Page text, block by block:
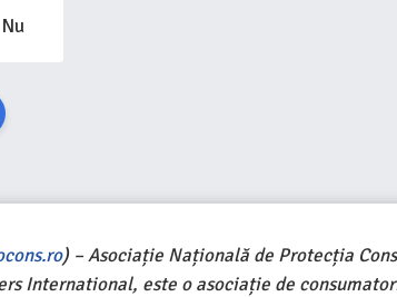
Nu
) – Asociație Națională de Protecția
International, este o asociație de